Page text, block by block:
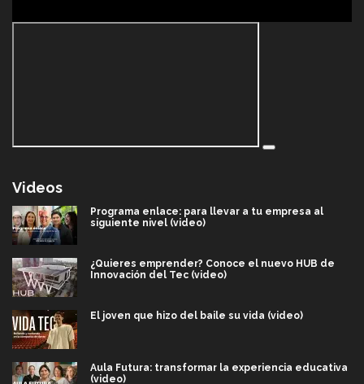
Videos
Programa enlace: para llevar a tu empresa al
siguiente nivel (video)
¿Quieres emprender? Conoce el nuevo HUB de
Innovación del Tec (video)
El joven que hizo del baile su vida (video)
Aula Futura: transformar la experiencia educativa
(video)